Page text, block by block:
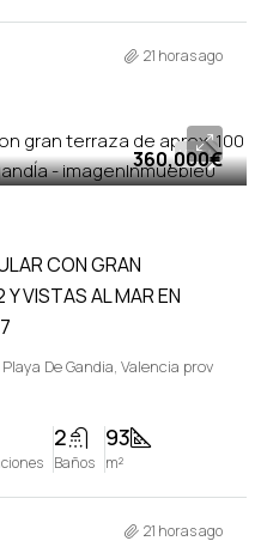
21 horas ago
VENTA
CON GRAN
VISTAS AL MAR EN
360,000€
De Gandia, Valencia prov
2
Baños
93
m²
21 horas ago